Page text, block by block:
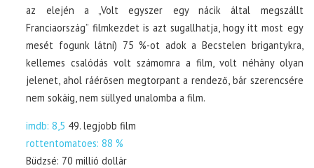
az elején a „Volt egyszer egy nácik által megszállt
Franciaország” filmkezdet is azt sugallhatja, hogy itt most egy
mesét fogunk látni) 75 %-ot adok a Becstelen brigantykra,
kellemes csalódás volt számomra a film, volt néhány olyan
jelenet, ahol ráérősen megtorpant a rendező, bár szerencsére
nem sokáig, nem süllyed unalomba a film.
imdb: 8,5 49. legjobb film
rottentomatoes: 88 %
Büdzsé: 70 millió dollár